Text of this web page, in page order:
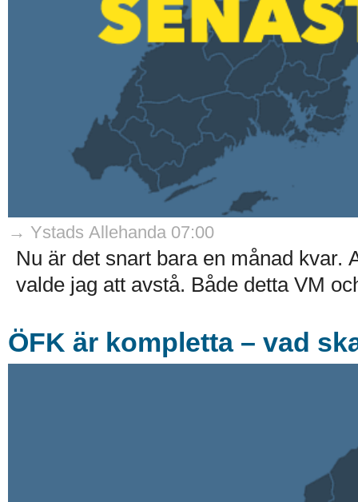
→ Ystads Allehanda 07:00
Nu är det snart bara en månad kvar.
valde jag att avstå. Både detta VM
ÖFK är kompletta – vad